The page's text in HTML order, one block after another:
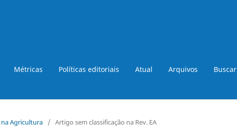
Métricas Políticas editoriais Atual Arquivos Buscar
na Agricultura / Artigo sem classificação na Rev. EA